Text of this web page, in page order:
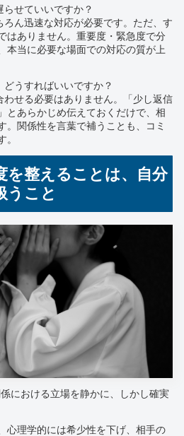
せていいですか？
ん迅速な対応が必要です。ただ、す
はありません。重要度・緊急度で分
本当に必要な場面での対応の質が上
うすればいいですか？
せる必要はありません。「少し返信
とあらかじめ伝えておくだけで、相
。関係性を言葉で補うことも、コミ
。
を整えることは、自分
うこと
における立場を静かに、しかし確実
心理学的には希少性を下げ、相手の